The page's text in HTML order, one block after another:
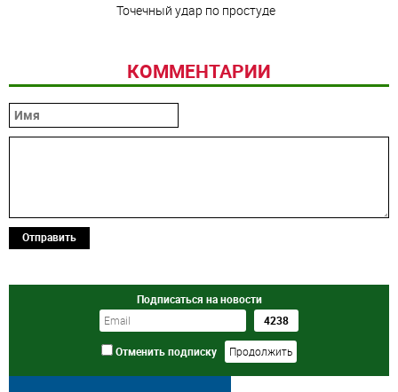
Точечный удар по простуде
КОММЕНТАРИИ
Отправить
Подписаться на новости
Отменить подписку